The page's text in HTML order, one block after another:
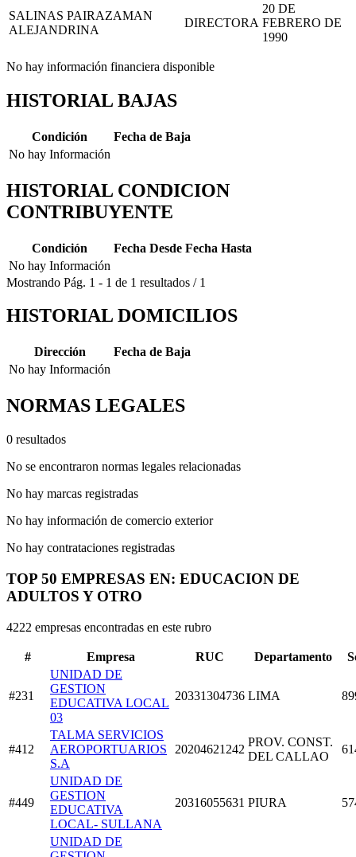
SALINAS PAIRAZAMAN
ALEJANDRINA
DIRECTORA
20 DE
FEBRERO DE
1990
No hay información financiera disponible
HISTORIAL BAJAS
Condición
Fecha de Baja
No hay Información
HISTORIAL CONDICION
CONTRIBUYENTE
Condición Fecha Desde Fecha Hasta
No hay Información
Mostrando Pág. 1 - 1 de 1 resultados / 1
HISTORIAL DOMICILIOS
Dirección
Fecha de Baja
No hay Información
NORMAS LEGALES
0 resultados
No se encontraron normas legales relacionadas
No hay marcas registradas
No hay información de comercio exterior
No hay contrataciones registradas
TOP 50 EMPRESAS EN: EDUCACION DE
ADULTOS Y OTRO
4222 empresas encontradas en este rubro
# Empresa RUC Departamento
#231
UNIDAD DE
GESTION
EDUCATIVA LOCAL
03
20331304736 LIMA
#412
TALMA SERVICIOS
AEROPORTUARIOS
S.A
20204621242
PROV. CONST.
DEL CALLAO
#449
UNIDAD DE
GESTION
EDUCATIVA
LOCAL- SULLANA
20316055631 PIURA
UNIDAD DE